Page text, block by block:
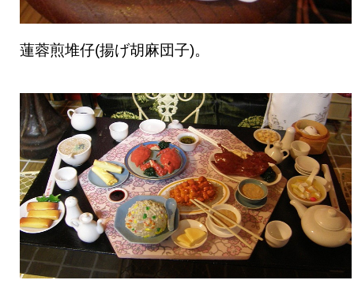
蓮蓉煎堆仔(揚げ胡麻団子)。